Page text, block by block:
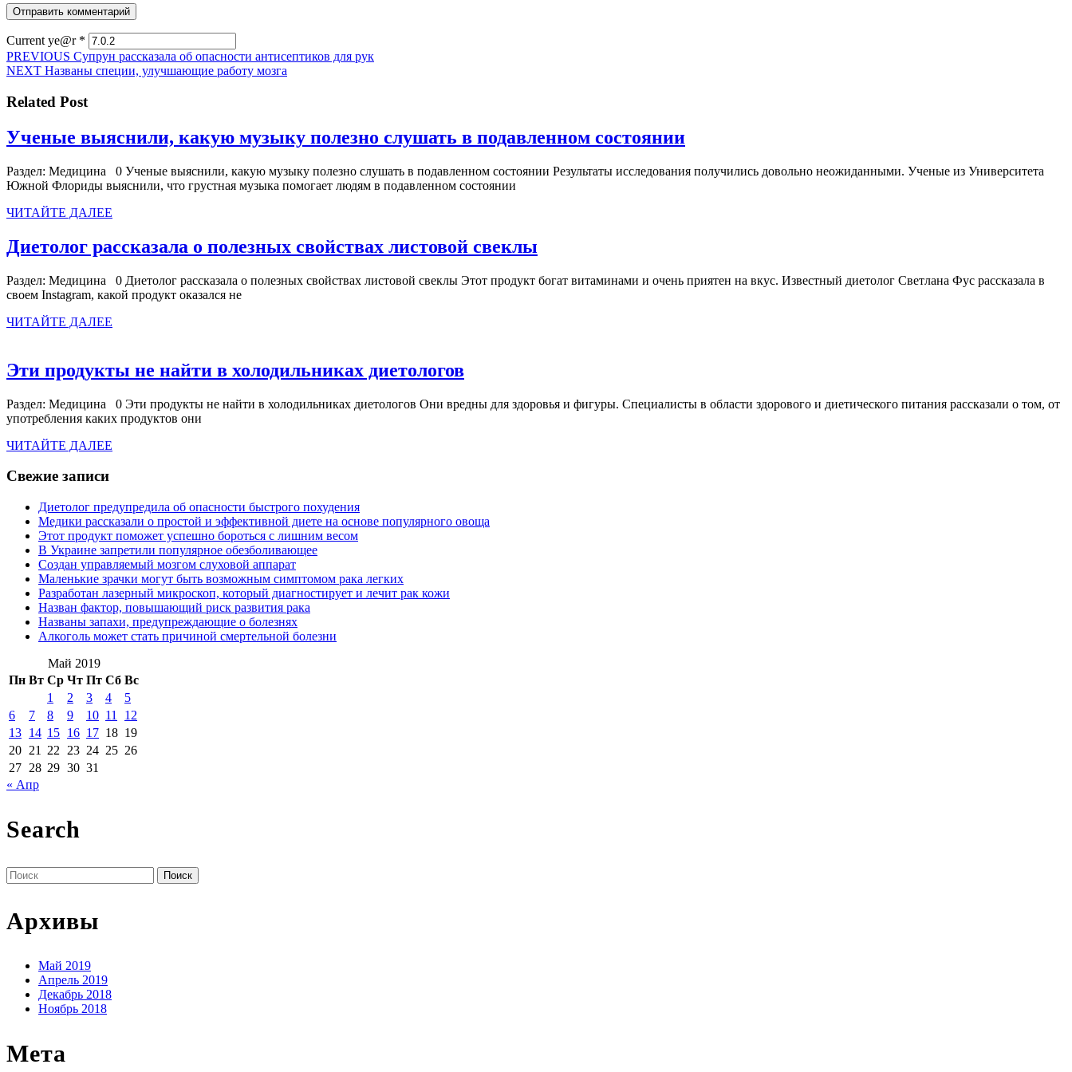
Current ye@r *
Навигация
по
записям
PREVIOUS Предыдущая
запись:
Супрун рассказала об опасности антисептиков для рук
NEXT Следующая
Названы специи, улучшающие работу мозга
Related Post
Ученые выяснили, какую музыку полезно слушать в подавленном состоянииУченые
какую
подавленном
Раздел: Медицина 0 Ученые выяснили, какую музыку полезно слушать в подавленном состоянии Результаты исследования получились довольно неожиданными. Ученые из Университета
Южной Флориды выяснили, что грустная музыка помогает людям в подавленном состоянии
ЧИТАЙТЕ ДАЛЕЕ
Диетолог рассказала о полезных свойствах листовой свеклы
о
Раздел: Медицина 0 Диетолог рассказала о полезных свойствах листовой свеклы Этот продукт богат витаминами и очень приятен на вкус. Известный диетолог Светлана Фус рассказала в
своем Instagram, какой продукт оказался не
ЧИТАЙТЕ ДАЛЕЕ
Эти продукты не найти в холодильниках диетологовЭти
не
Раздел: Медицина 0 Эти продукты не найти в холодильниках диетологов Они вредны для здоровья и фигуры. Специалисты в области здорового и диетического питания рассказали о том, от
употребления каких продуктов они
ЧИТАЙТЕ ДАЛЕЕ
Свежие записи
Диетолог предупредила об опасности быстрого похудения
Медики рассказали о простой и эффективной диете на основе популярного овоща
Этот продукт поможет успешно бороться с лишним весом
В Украине запретили популярное обезболивающее
Создан управляемый мозгом слуховой аппарат
Маленькие зрачки могут быть возможным симптомом рака легких
Разработан лазерный микроскоп, который диагностирует и лечит рак кожи
Назван фактор, повышающий риск развития рака
Названы запахи, предупреждающие о болезнях
Алкоголь может стать причиной смертельной болезни
Май 2019
Пн Вт Ср Чт Пт Сб Вс
1
2 3 4
5
6
7 8 9 10 11
12
13 14 15 16 17 18 19
20 21 22 23 24 25 26
27 28 29 30 31
« Апр
Search
Поиск
по:
Архивы
Май 2019
Апрель 2019
Декабрь 2018
Ноябрь 2018
Мета